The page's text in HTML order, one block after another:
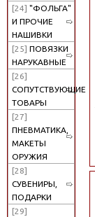
[24] "ФОЛЬГА"
И ПРОЧИЕ
НАШИВКИ
[25] ПОВЯЗКИ
НАРУКАВНЫЕ
[26]
СОПУТСТВУЮЩИЕ
ТОВАРЫ
[27]
ПНЕВМАТИКА,
МАКЕТЫ
ОРУЖИЯ
[28]
СУВЕНИРЫ,
ПОДАРКИ
[29]